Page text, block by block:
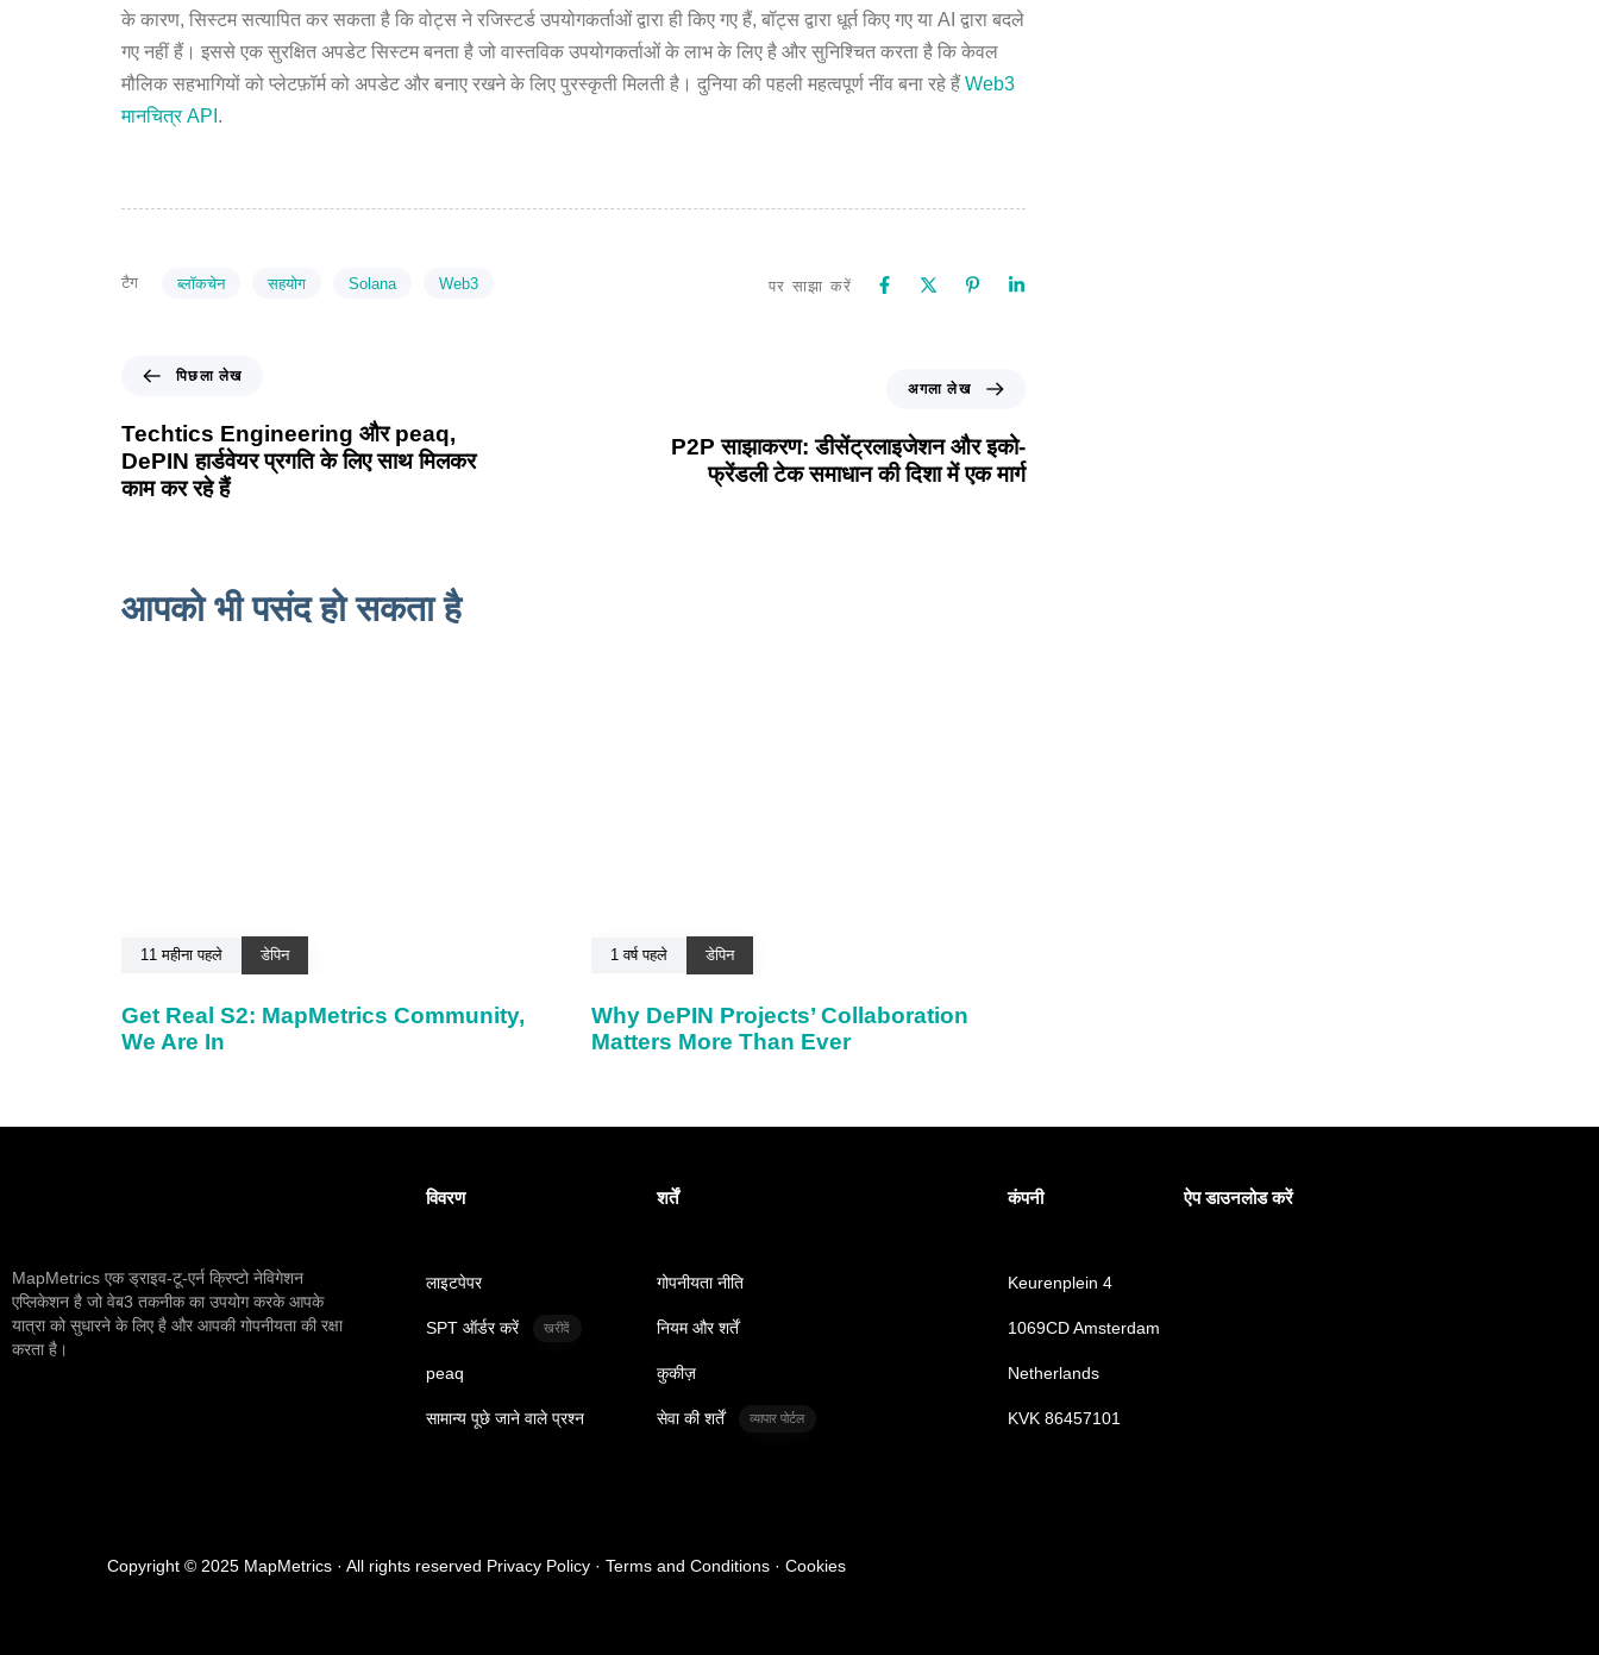
के कारण, सिस्टम सत्यापित कर सकता है कि वोट्स ने रजिस्टर्ड उपयोगकर्ताओं द्वारा ही किए गए हैं, बॉट्स द्वारा धूर्त किए गए या AI द्वारा बदले
गए नहीं हैं। इससे एक सुरक्षित अपडेट सिस्टम बनता है जो वास्तविक उपयोगकर्ताओं के लाभ के लिए है और सुनिश्चित करता है कि केवल
मौलिक सहभागियों को प्लेटफ़ॉर्म को अपडेट और बनाए रखने के लिए पुरस्कृती मिलती है। दुनिया की पहली महत्वपूर्ण नींव बना रहे हैं Web3
मानचित्र API .
टैग ब्लॉकचेन सहयोग Solana Web3 पर साझा करें
पिछला लेख
Techtics Engineering और peaq,
DePIN हार्डवेयर प्रगति के लिए साथ मिलकर
काम कर रहे हैं
अगला लेख
P2P साझाकरण: डीसेंट्रलाइजेशन और इको-
फ्रेंडली टेक समाधान की दिशा में एक मार्ग
आपको भी पसंद हो सकता है
11 महीना पहले डेपिन
Get Real S2: MapMetrics Community,
We Are In
1 वर्ष पहले डेपिन
Why DePIN Projects’ Collaboration
Matters More Than Ever
MapMetrics एक ड्राइव-टू-एर्न क्रिप्टो नेविगेशन
एप्लिकेशन है जो वेब3 तकनीक का उपयोग करके आपके
यात्रा को सुधारने के लिए है और आपकी गोपनीयता की रक्षा
करता है।
विवरण
लाइटपेपर
SPT ऑर्डर करें खरीदें
peaq
सामान्य पूछे जाने वाले प्रश्न
शर्तें
गोपनीयता नीति
नियम और शर्तें
कुकीज़
सेवा की शर्तें व्यापार पोर्टल
कंपनी
Keurenplein 4
1069CD Amsterdam
Netherlands
KVK 86457101
ऐप डाउनलोड करें
Copyright © 2025 MapMetrics · All rights reserved Privacy Policy · Terms and Conditions · Cookies